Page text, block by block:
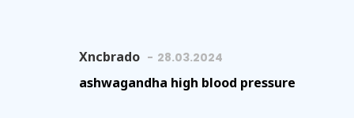
Xncbrado 28.03.2024
ashwagandha high blood pressure